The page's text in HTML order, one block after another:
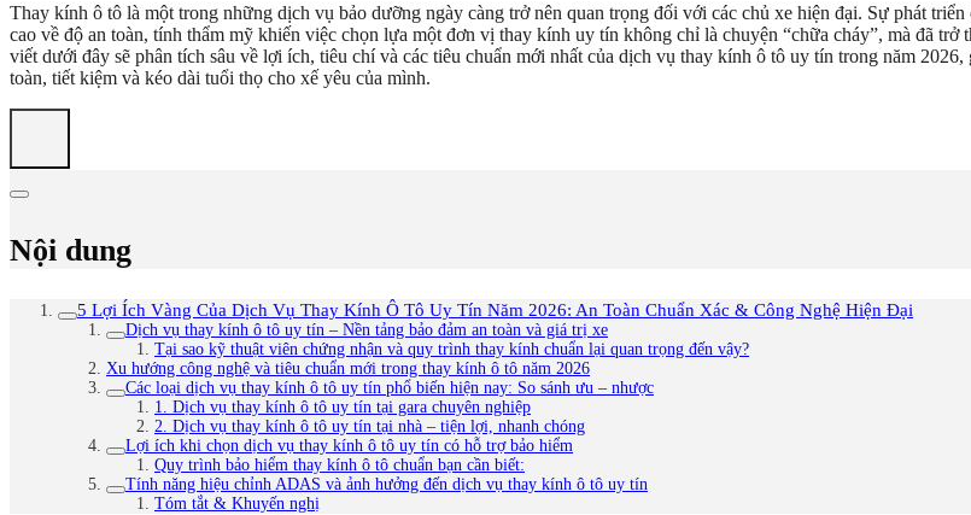
Thay kính ô tô là một trong những dịch vụ bảo dưỡng ngày càng trở nên quan trọng đối với các chủ xe hiện đại. Sự phát
cao về độ an toàn, tính thẩm mỹ khiến việc chọn lựa một đơn vị thay kính uy tín không chỉ là chuyện “chữa cháy”, mà đã trở
viết dưới đây sẽ phân tích sâu về lợi ích, tiêu chí và các tiêu chuẩn mới nhất của dịch vụ thay kính ô tô uy tín trong năm 2026,
toàn, tiết kiệm và kéo dài tuổi thọ cho xế yêu của mình.
Nội dung
5 Lợi Ích Vàng Của Dịch Vụ Thay Kính Ô Tô Uy Tín Năm 2026: An Toàn Chuẩn Xác & Công Nghệ Hiện Đại
Dịch vụ thay kính ô tô uy tín – Nền tảng bảo đảm an toàn và giá trị xe
Tại sao kỹ thuật viên chứng nhận và quy trình thay kính chuẩn lại quan trọng đến vậy?
Xu hướng công nghệ và tiêu chuẩn mới trong thay kính ô tô năm 2026
Các loại dịch vụ thay kính ô tô uy tín phổ biến hiện nay: So sánh ưu – nhược
1. Dịch vụ thay kính ô tô uy tín tại gara chuyên nghiệp
2. Dịch vụ thay kính ô tô uy tín tại nhà – tiện lợi, nhanh chóng
Lợi ích khi chọn dịch vụ thay kính ô tô uy tín có hỗ trợ bảo hiểm
Quy trình bảo hiểm thay kính ô tô chuẩn bạn cần biết:
Tính năng hiệu chỉnh ADAS và ảnh hưởng đến dịch vụ thay kính ô tô uy tín
Tóm tắt & Khuyến nghị